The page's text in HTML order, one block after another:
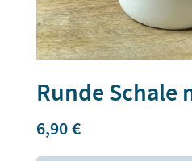
Runde Schale
6,90€